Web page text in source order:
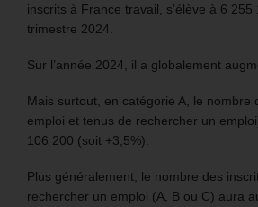
inscrits à France travail, s’élève à 6 255
trimestre 2024.
Sur l’année 2024, il a globalement
Mais surtout, en catégorie A, le nombre
emploi et tenus de rechercher un
106 200 (soit +3,5%).
Plus généralement, le nombre des
rechercher un emploi (A, B ou C) aura